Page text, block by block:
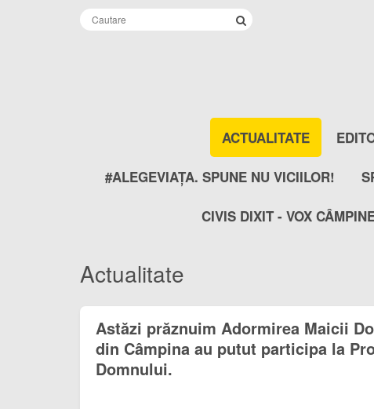
ACTUALITATE
#ALEGEVIAȚA. SPUNE NU VICIILOR!
CIVIS DIXIT - VOX
Actualitate
Astăzi prăznuim Adormirea Maicii
din Câmpina au putut participa la
Domnului.